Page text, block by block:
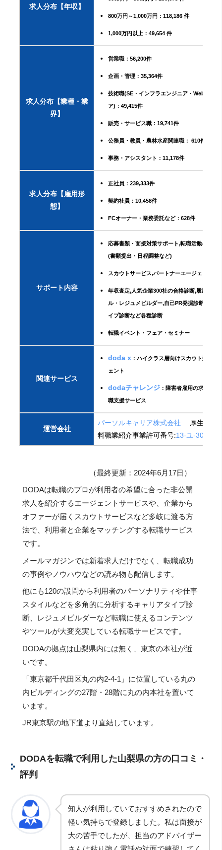
求人分布【年収】
800万円～1,000万円：118,186 件
1,000万円以上：49,654 件
求人分布【業種・業
界】
営業職：56,200件
企画・管理：35,364件
技術職(SE・インフラエンジニア・Webエン
ア)：49,415件
販売・サービス職：19,741件
公務員・教員・農林水産関連職： 610件
事務・アシスタント：11,178件
求人分布【雇用形
態】
正社員：239,333件
契約社員：10,458件
FCオーナー・業務委託など：628件
サポート内容
応募書類・面接対策サポート,転職活動の手続
(書類提出・日程調整など)
スカウトサービス,パートナーエージェントサ
年収査定,人気企業300社の合格診断,履歴書作
ル・レジュメビルダー,自己PR発掘診断・キャ
イプ診断など各種診断
転職イベント・フェア・セミナー
関連サービス
doda x ：ハイクラス層向けスカウト型転職
ェント
dodaチャレンジ ：障害者雇用の求人・就
職支援サービス
運営会社
パーソルキャリア株式会社
厚生労働
料職業紹介事業許可番号:13-ユ-304785
（最終更新：2024年6月17日）
DODAは転職のプロが利用者の希望に合った非公開
求人を紹介するエージェントサービスや、企業から
オファーが届くスカウトサービスなど多岐に渡る方
法で、利用者と企業をマッチングする転職サービス
です。
メールマガジンでは新着求人だけでなく、転職成功
の事例やノウハウなどの読み物も配信します。
他にも120の設問から利用者のパーソナリティや仕事
スタイルなどを多角的に分析するキャリアタイプ診
断、レジュメビルダーなど転職に使えるコンテンツ
やツールが大変充実している転職サービスです。
DODAの拠点は山梨県内には無く、東京の本社が近
いです。
「東京都千代田区丸の内2-4-1」に位置している丸の
内ビルディングの27階・28階に丸の内本社を置いて
います。
JR東京駅の地下道より直結しています。
DODAを転職で利用した山梨県の方の口コミ・
評判
知人が利用していておすすめされたので
軽い気持ちで登録しました。私は面接が
大の苦手でしたが、担当のアドバイザー